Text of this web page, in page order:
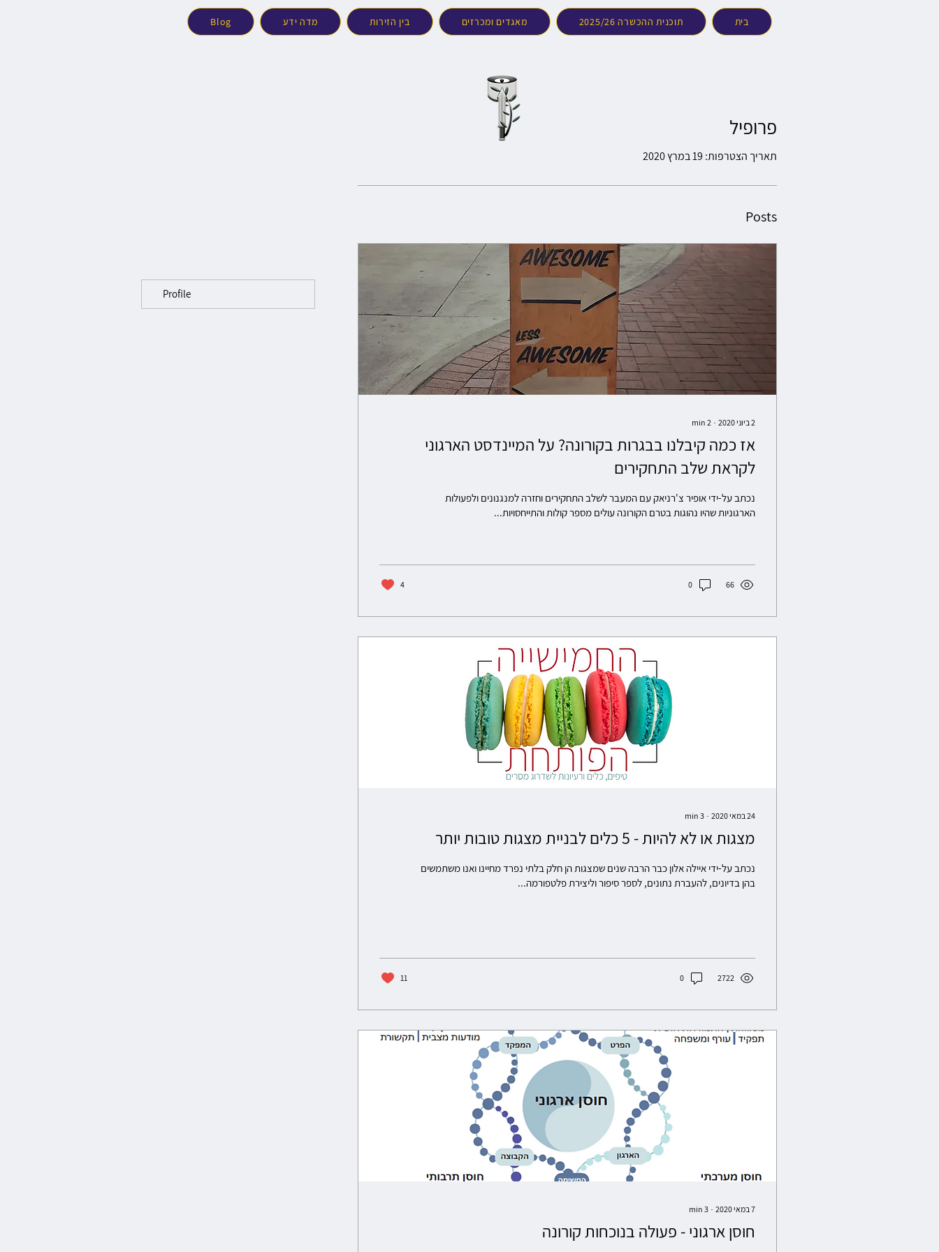
בית תוכנית ההכשרה 2025/26 מאגדים ומכרזים בין הזירות מדה ידע Blog
פרופיל
תאריך הצטרפות: 19 במרץ 2020
Posts
2 ביוני 2020 ∙
2
min
אז כמה קיבלנו בבגרות בקורונה? על המיינדסט הארגוני
לקראת שלב התחקירים
נכתב על-ידי אופיר צ'רניאק עם המעבר לשלב התחקירים וחזרה למנגנונים ולפעולות
הארגוניות שהיו נהוגות בטרם הקורונה עולים מספר קולות והתייחסויות...
66
0
4
24 במאי 2020 ∙
3
min
מצגות או לא להיות - 5 כלים לבניית מצגות טובות יותר
נכתב על-ידי איילה אלון כבר הרבה שנים שמצגות הן חלק בלתי נפרד מחיינו ואנו משתמשים
בהן בדיונים, להעברת נתונים, לספר סיפור וליצירת פלטפורמה...
2722
0
11
7 במאי 2020 ∙
3
min
חוסן ארגוני - פעולה בנוכחות קורונה
Profile